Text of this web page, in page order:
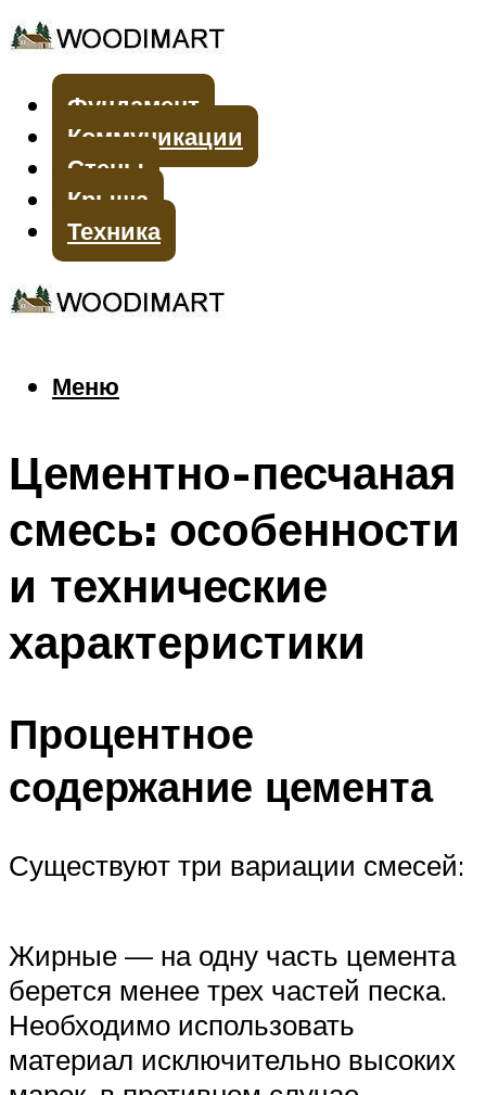
Фундамент
Коммуникации
Стены
Крыша
Техника
Меню
Меню
Цементно-песчаная
смесь: особенности
и технические
характеристики
Процентное
содержание цемента
Существуют три вариации смесей:
Жирные — на одну часть цемента
берется менее трех частей песка.
Необходимо использовать
материал исключительно высоких